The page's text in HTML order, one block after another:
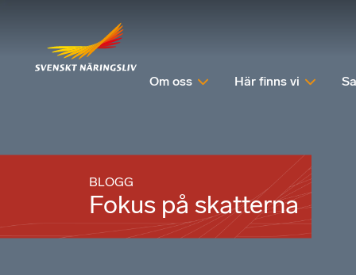
Om oss Här finns vi
BLOGG
Fokus på skatterna